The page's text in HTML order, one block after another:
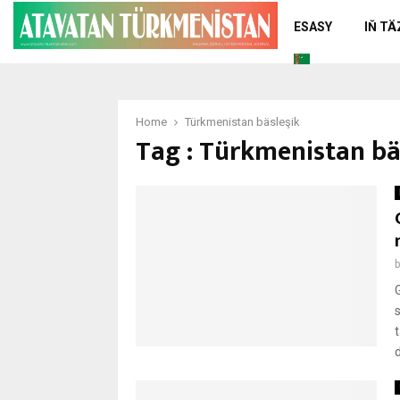
ESASY IŇ
Home Türkmenistan bäsleşik
Tag : Türkmenistan